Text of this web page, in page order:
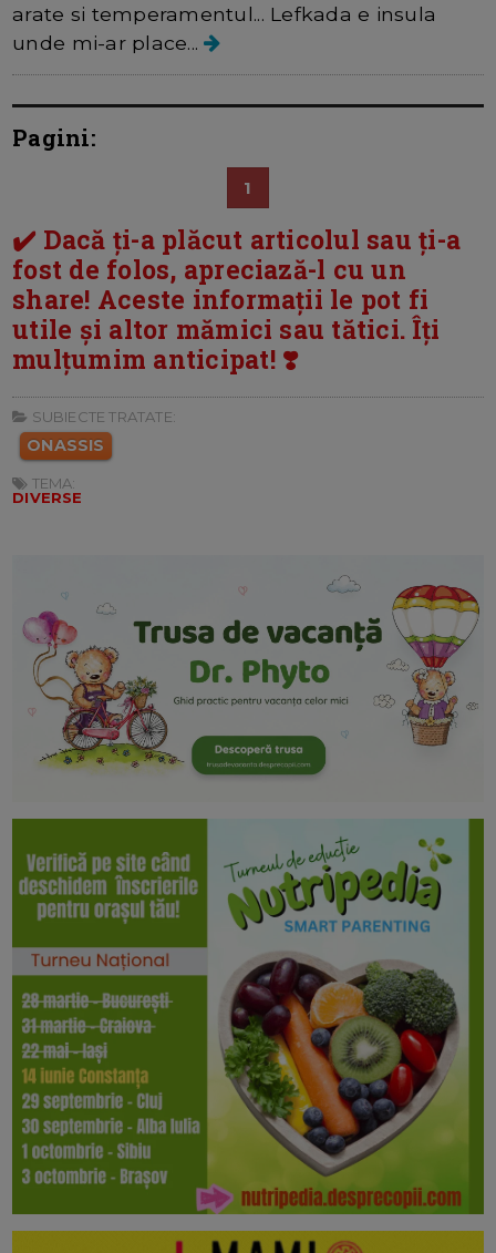
arate si temperamentul... Lefkada e insula
unde mi-ar place...
Pagini:
1
✔️ Dacă ți-a plăcut articolul sau ți-a
fost de folos, apreciază-l cu un
share! Aceste informații le pot fi
utile și altor mămici sau tătici. Îți
mulțumim anticipat! ❣️
SUBIECTE TRATATE:
ONASSIS
TEMA:
DIVERSE